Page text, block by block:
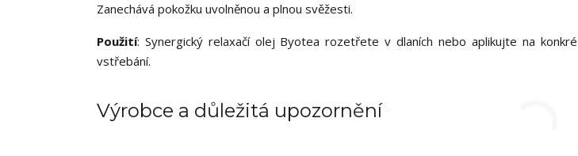
Zanechává pokožku uvolněnou a plnou svěžesti.
Použití: Synergický relaxačí olej Byotea rozetřete v dlaních nebo aplikujte na
vstřebání.
Výrobce a důležitá upozornění